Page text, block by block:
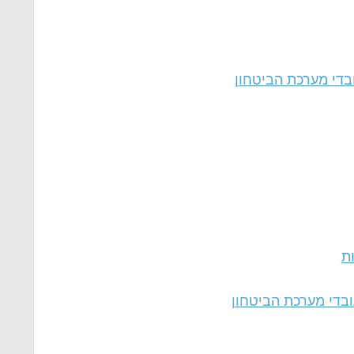
מערכת הביטחון
מערכת הביטחון